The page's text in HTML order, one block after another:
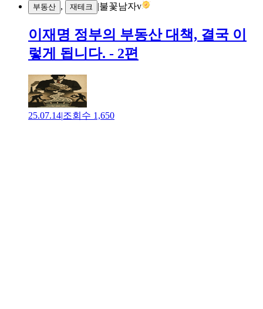
부동산 , 재테크 |불꽃남자v
이재명 정부의 부동산 대책, 결국 이
렇게 됩니다. - 2편
25.07.14|조회수 1,650